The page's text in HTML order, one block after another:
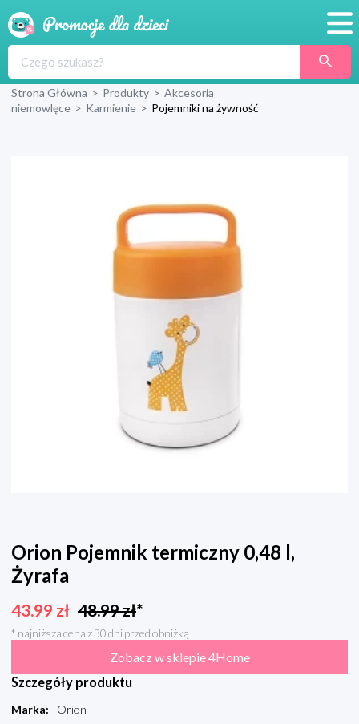
Produkty
Wyprawka
Strona Główna > Produkty > Akcesoria
niemowlęce > Karmienie > Pojemniki na żywność
Orion Pojemnik termiczny 0,48 l,
Żyrafa
43.99 zł 48.99zł*
* najniższa cena z 30 dni przed obniżką
Zobacz w sklepie 4Home
Szczegóły produktu
Marka:
Orion